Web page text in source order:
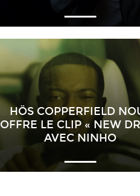
HÖS COPPERFIELD
OFFRE LE CLIP « NEW
AVEC NINHO